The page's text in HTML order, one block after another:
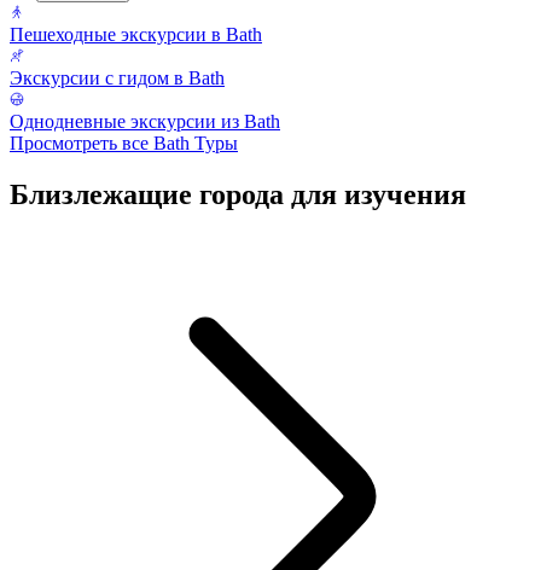
Пешеходные экскурсии в Bath
Экскурсии с гидом в Bath
Однодневные экскурсии из Bath
Просмотреть все Bath Туры
Близлежащие города для изучения